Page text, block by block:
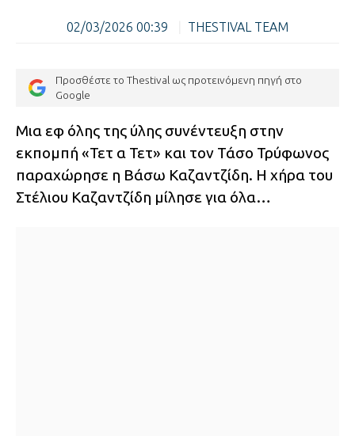
02/03/2026 00:39 THESTIVAL TEAM
Προσθέστε το Thestival ως προτεινόμενη πηγή στο
Google
Μια εφ όλης της ύλης συνέντευξη στην
εκπομπή «Τετ α Τετ» και τον Τάσο Τρύφωνος
παραχώρησε η Βάσω Καζαντζίδη. Η χήρα του
Στέλιου Καζαντζίδη μίλησε για όλα…